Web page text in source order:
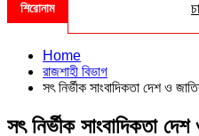
শিরোনাম
Home
রাজশাহী বিভাগ
সৎ নির্ভীক সাংবাদিকতা দেশ ও
সৎ নির্ভীক সাংবাদিকতা